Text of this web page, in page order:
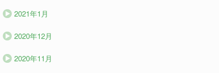
2021年1月
2020年12月
2020年11月